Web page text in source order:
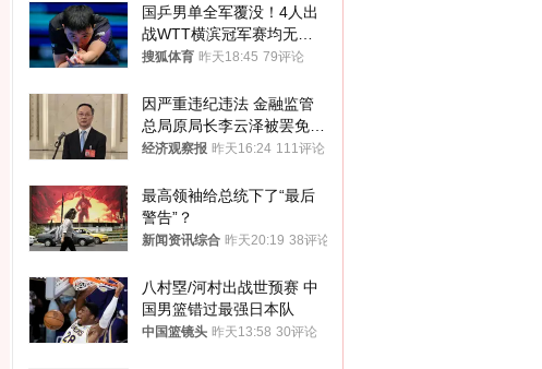
国乒男单全军覆没！4人出
战WTT横滨冠军赛均无缘
八强
搜狐体育 昨天18:45 79评论
因严重违纪违法 金融监管
总局原局长李云泽被罢免全
国人大代表
经济观察报 昨天16:24 111评论
最高领袖给总统下了“最后
警告”？
新闻资讯综合 昨天20:19 38评论
八村塁/河村出战世预赛 中
国男篮错过最强日本队
中国篮镜头 昨天13:58 30评论